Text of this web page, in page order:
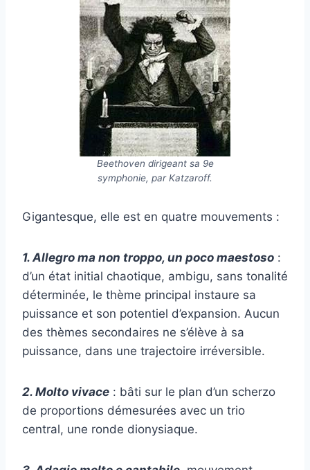
Beethoven dirigeant sa 9e
symphonie, par Katzaroff.
Gigantesque, elle est en quatre mouvements :
1. Allegro ma non troppo, un poco maestoso :
d’un état initial chaotique, ambigu, sans tonalité
déterminée, le thème principal instaure sa
puissance et son potentiel d’expansion. Aucun
des thèmes secondaires ne s’élève à sa
puissance, dans une trajectoire irréversible.
2. Molto vivace : bâti sur le plan d’un scherzo
de proportions démesurées avec un trio
central, une ronde dionysiaque.